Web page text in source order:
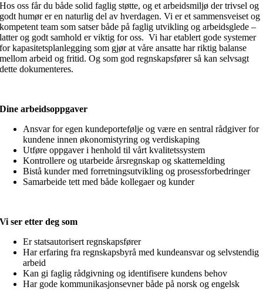
Hos oss får du både solid faglig støtte, og et arbeidsmiljø der trivsel og
godt humør er en naturlig del av hverdagen. Vi er et sammensveiset og
kompetent team som satser både på faglig utvikling og arbeidsglede –
latter og godt samhold er viktig for oss. Vi har etablert gode systemer
for kapasitetsplanlegging som gjør at våre ansatte har riktig balanse
mellom arbeid og fritid. Og som god regnskapsfører så kan selvsagt
dette dokumenteres.
Dine arbeidsoppgaver
Ansvar for egen kundeportefølje og være en sentral rådgiver for
kundene innen økonomistyring og verdiskaping
Utføre oppgaver i henhold til vårt kvalitetssystem
Kontrollere og utarbeide årsregnskap og skattemelding
Bistå kunder med forretningsutvikling og prosessforbedringer
Samarbeide tett med både kollegaer og kunder
Vi ser etter deg som
Er statsautorisert regnskapsfører
Har erfaring fra regnskapsbyrå med kundeansvar og selvstendig
arbeid
Kan gi faglig rådgivning og identifisere kundens behov
Har gode kommunikasjonsevner både på norsk og engelsk